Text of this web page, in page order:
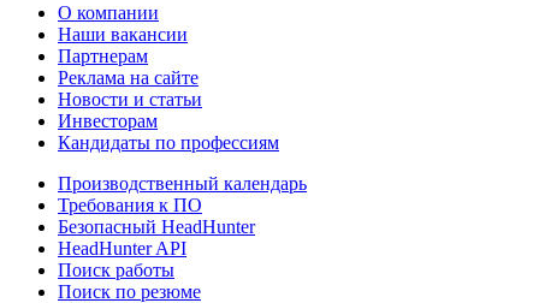
О компании
Наши вакансии
Партнерам
Реклама на сайте
Новости и статьи
Инвесторам
Кандидаты по профессиям
Производственный календарь
Требования к ПО
Безопасный HeadHunter
HeadHunter API
Поиск работы
Поиск по резюме